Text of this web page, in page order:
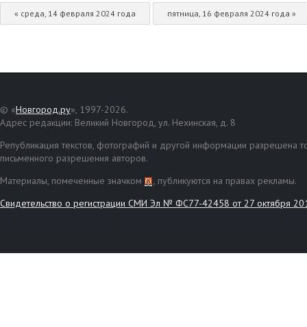
« среда, 14 февраля 2024 года пятница, 16 февраля 2024 года »
© «Новгород.ру», 1997-2026.
Адрес редакции: Великий Новгород, ул. Нехинская, д. 8
Републикация текстов, фотографий и другой информации разрешена
письменного разрешения авторов.
Материалы, помеченные значком
, публикуются на правах рекламы.
Свидетельство о регистрации СМИ Эл № ФС77-42458 от 27 октября